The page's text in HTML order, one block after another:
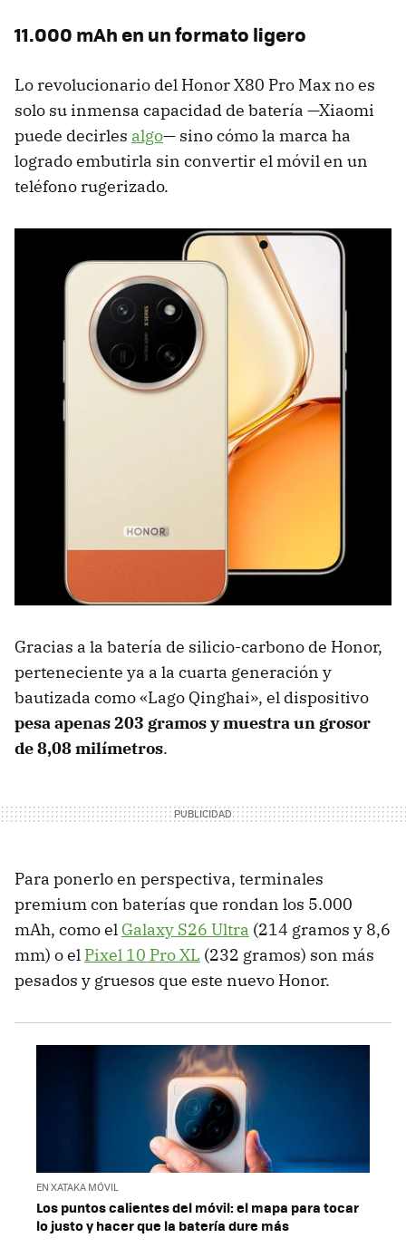
11.000 mAh en un formato ligero
Lo revolucionario del Honor X80 Pro Max no es
solo su inmensa capacidad de batería —Xiaomi
puede decirles algo— sino cómo la marca ha
logrado embutirla sin convertir el móvil en un
teléfono rugerizado.
Gracias a la batería de silicio-carbono de Honor,
perteneciente ya a la cuarta generación y
bautizada como «Lago Qinghai», el dispositivo
pesa apenas 203 gramos y muestra un grosor
de 8,08 milímetros.
Para ponerlo en perspectiva, terminales
premium con baterías que rondan los 5.000
mAh, como el Galaxy S26 Ultra (214 gramos y 8,6
mm) o el Pixel 10 Pro XL (232 gramos) son más
pesados y gruesos que este nuevo Honor.
EN XATAKA MÓVIL
Los puntos calientes del móvil: el mapa para tocar
lo justo y hacer que la batería dure más